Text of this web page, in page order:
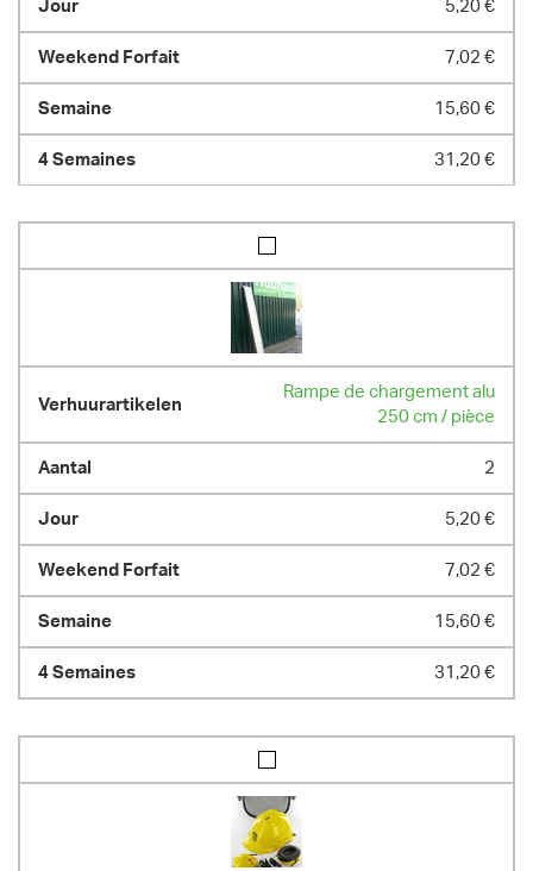
5,20 €
7,02 €
15,60 €
31,20 €
Rampe de chargement alu
250 cm / pièce
2
5,20 €
7,02 €
15,60 €
31,20 €